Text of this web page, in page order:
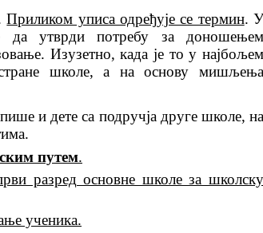
Приликом уписа одређује се термин.
да утврди потребу за доношењем
Изузетно, када је то у најбољем
школе, а на основу мишљења
и дете са подручја друге школе, на
путем.
разред основне школе за школску
ученика.